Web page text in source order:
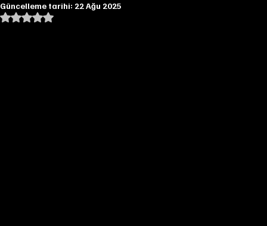
Güncelleme tarihi: 22 Ağu 2025
5 üzerinden NaN yıldız